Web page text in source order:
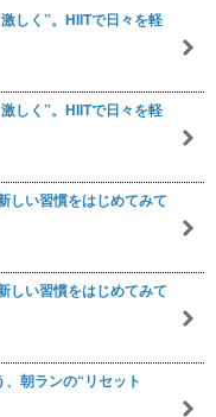
しく”。HIITで日々を軽
しく”。HIITで日々を軽
しい習慣をはじめてみて
しい習慣をはじめてみて
、朝ランの“リセット